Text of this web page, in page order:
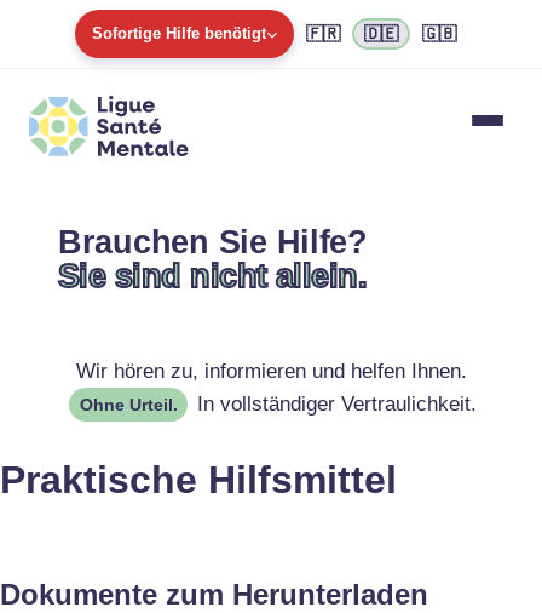
Sofortige Hilfe benötigt
454545
🇫🇷 🇩🇪 🇬🇧
Brauchen Sie Hilfe?
Sie sind nicht allein.
Wir hören zu, informieren und helfen Ihnen.
Ohne Urteil. In vollständiger Vertraulichkeit.
Praktische Hilfsmittel
Dokumente zum Herunterladen